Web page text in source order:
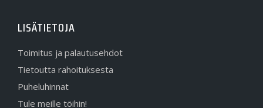
LISÄTIETOJA
Toimitus ja palautusehdot
Tietoutta rahoituksesta
Puheluhinnat
Tule meille töihin!